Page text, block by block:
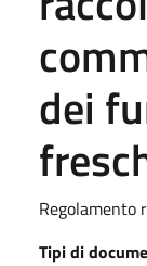
dei
Regolamento
Tipi di